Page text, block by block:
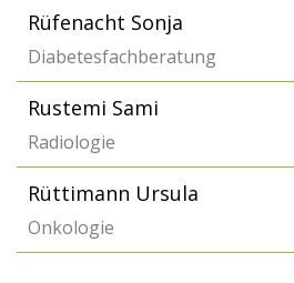
Rüfenacht Sonja
Diabetesfachberatung
Rustemi Sami
Radiologie
Rüttimann Ursula
Onkologie